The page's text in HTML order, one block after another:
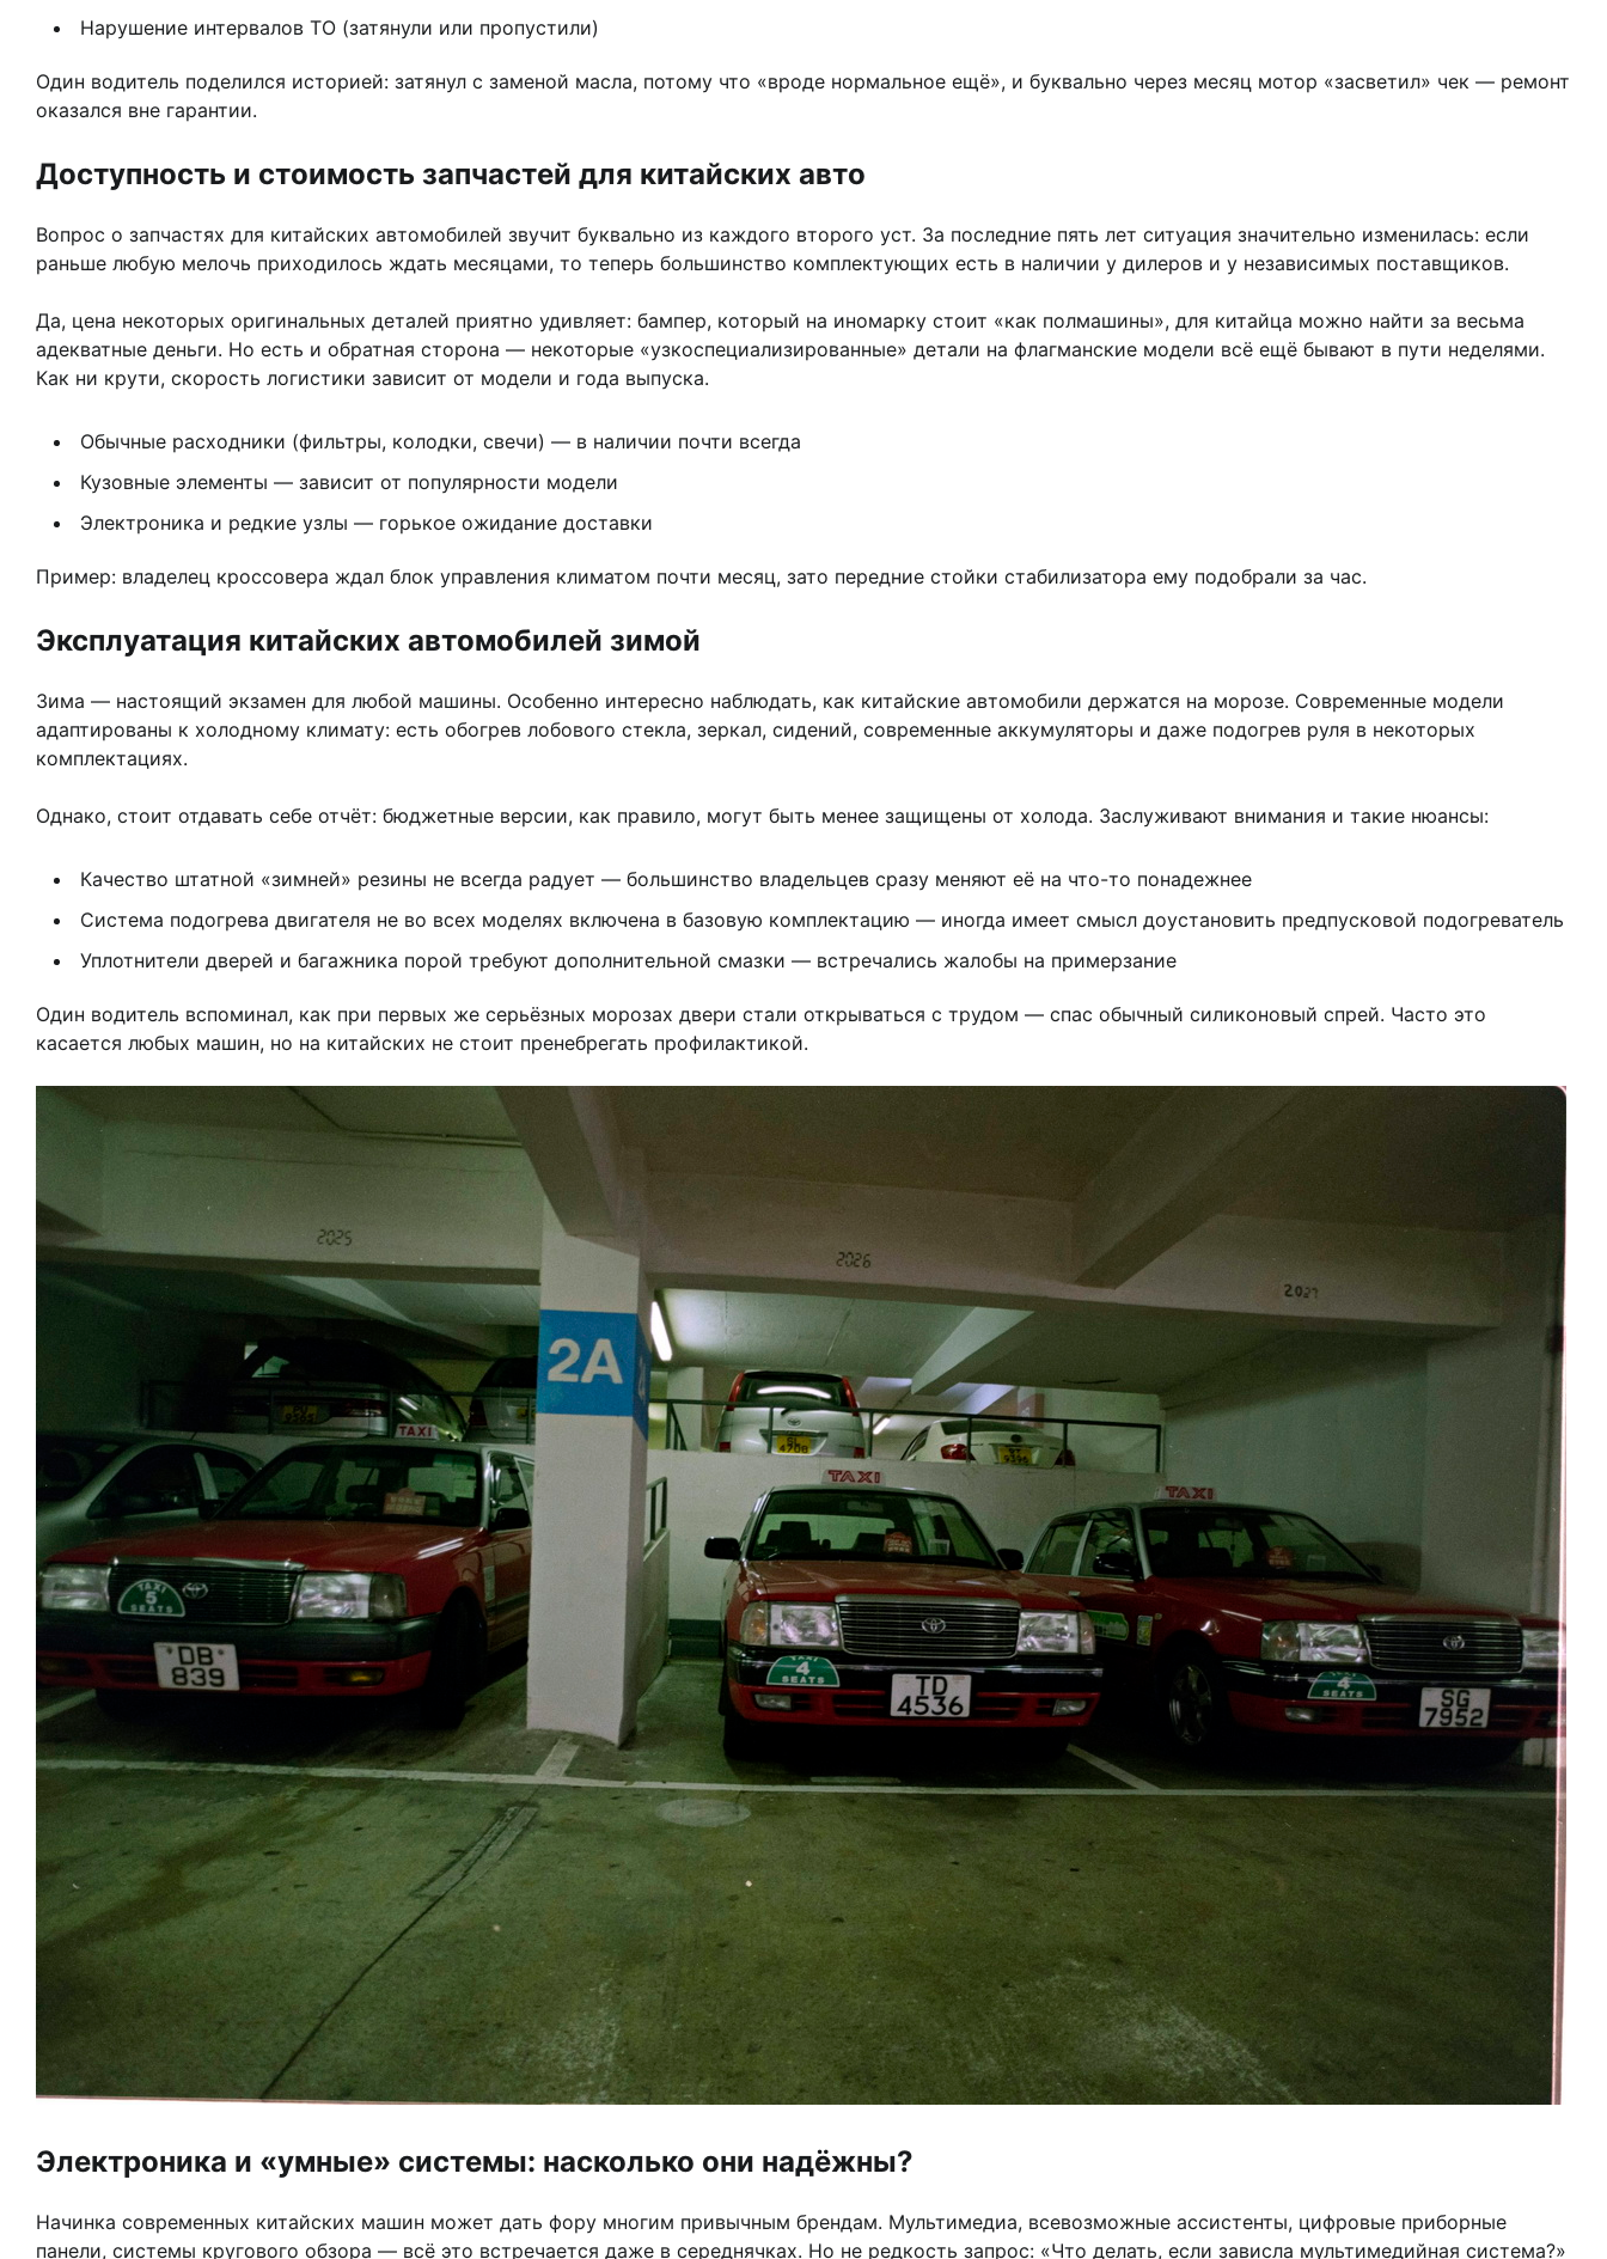
Нарушение интервалов ТО (затянули или пропустили)
Один водитель поделился историей: затянул с заменой масла, потому что «вроде нормальное ещё», и буквально через месяц мотор «засветил» чек — ремонт
оказался вне гарантии.
Доступность и стоимость запчастей для китайских авто
Вопрос о запчастях для китайских автомобилей звучит буквально из каждого второго уст. За последние пять лет ситуация значительно изменилась: если
раньше любую мелочь приходилось ждать месяцами, то теперь большинство комплектующих есть в наличии у дилеров и у независимых поставщиков.
Да, цена некоторых оригинальных деталей приятно удивляет: бампер, который на иномарку стоит «как полмашины», для китайца можно найти за весьма
адекватные деньги. Но есть и обратная сторона — некоторые «узкоспециализированные» детали на флагманские модели всё ещё бывают в пути неделями.
Как ни крути, скорость логистики зависит от модели и года выпуска.
Обычные расходники (фильтры, колодки, свечи) — в наличии почти всегда
Кузовные элементы — зависит от популярности модели
Электроника и редкие узлы — горькое ожидание доставки
Пример: владелец кроссовера ждал блок управления климатом почти месяц, зато передние стойки стабилизатора ему подобрали за час.
Эксплуатация китайских автомобилей зимой
Зима — настоящий экзамен для любой машины. Особенно интересно наблюдать, как китайские автомобили держатся на морозе. Современные модели
адаптированы к холодному климату: есть обогрев лобового стекла, зеркал, сидений, современные аккумуляторы и даже подогрев руля в некоторых
комплектациях.
Однако, стоит отдавать себе отчёт: бюджетные версии, как правило, могут быть менее защищены от холода. Заслуживают внимания и такие нюансы:
Качество штатной «зимней» резины не всегда радует — большинство владельцев сразу меняют её на что-то понадежнее
Система подогрева двигателя не во всех моделях включена в базовую комплектацию — иногда имеет смысл доустановить предпусковой подогреватель
Уплотнители дверей и багажника порой требуют дополнительной смазки — встречались жалобы на примерзание
Один водитель вспоминал, как при первых же серьёзных морозах двери стали открываться с трудом — спас обычный силиконовый спрей. Часто это
касается любых машин, но на китайских не стоит пренебрегать профилактикой.
Электроника и «умные» системы: насколько они надёжны?
Начинка современных китайских машин может дать фору многим привычным брендам. Мультимедиа, всевозможные ассистенты, цифровые приборные
панели, системы кругового обзора — всё это встречается даже в середнячках. Но не редкость запрос: «Что делать, если зависла мультимедийная система?»